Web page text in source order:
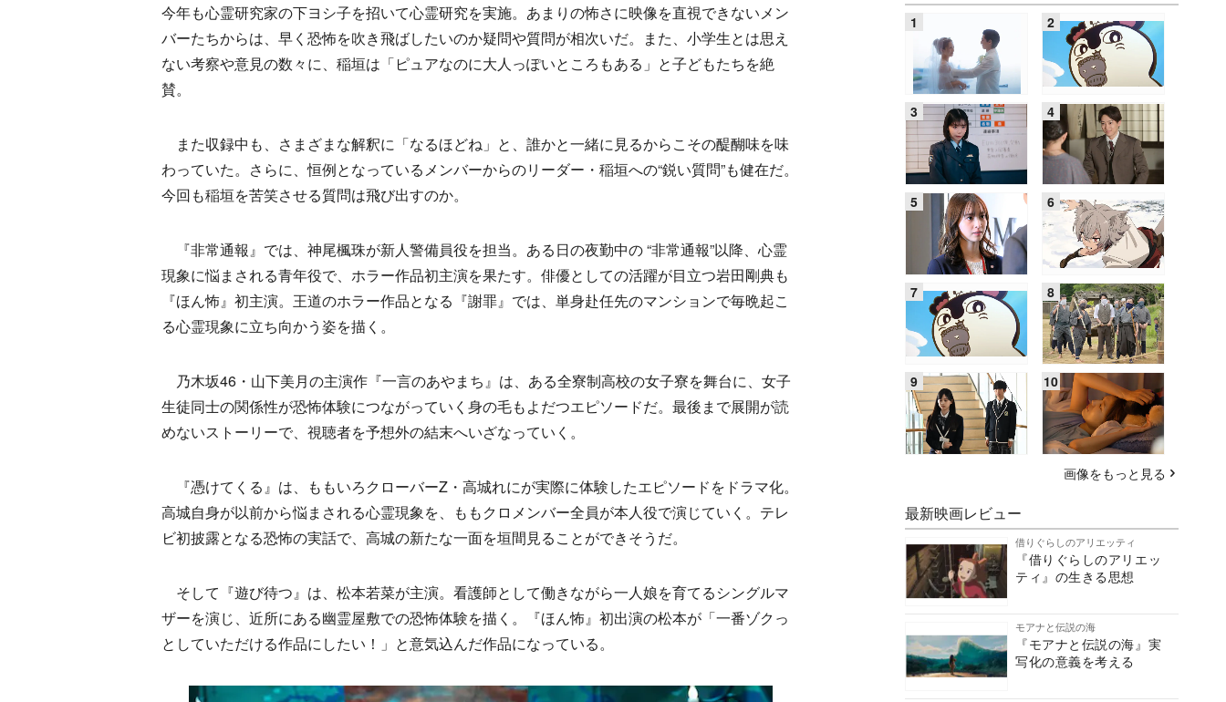
今年も心霊研究家の下ヨシ子を招いて心霊研究を実施。あまりの怖さに映像を直視できないメン
バーたちからは、早く恐怖を吹き飛ばしたいのか疑問や質問が相次いだ。また、小学生とは思え
ない考察や意見の数々に、稲垣は「ピュアなのに大人っぽいところもある」と子どもたちを絶
賛。
また収録中も、さまざまな解釈に「なるほどね」と、誰かと一緒に見るからこその醍醐味を味
わっていた。さらに、恒例となっているメンバーからのリーダー・稲垣への“鋭い質問”も健在だ。
今回も稲垣を苦笑させる質問は飛び出すのか。
『非常通報』では、神尾楓珠が新人警備員役を担当。ある日の夜勤中の “非常通報”以降、心霊
現象に悩まされる青年役で、ホラー作品初主演を果たす。俳優としての活躍が目立つ岩田剛典も
『ほん怖』初主演。王道のホラー作品となる『謝罪』では、単身赴任先のマンションで毎晩起こ
る心霊現象に立ち向かう姿を描く。
乃木坂46・山下美月の主演作『一言のあやまち』は、ある全寮制高校の女子寮を舞台に、女子
生徒同士の関係性が恐怖体験につながっていく身の毛もよだつエピソードだ。最後まで展開が読
めないストーリーで、視聴者を予想外の結末へいざなっていく。
『憑けてくる』は、ももいろクローバーZ・高城れにが実際に体験したエピソードをドラマ化。
高城自身が以前から悩まされる心霊現象を、ももクロメンバー全員が本人役で演じていく。テレ
ビ初披露となる恐怖の実話で、高城の新たな一面を垣間見ることができそうだ。
そして『遊び待つ』は、松本若菜が主演。看護師として働きながら一人娘を育てるシングルマ
ザーを演じ、近所にある幽霊屋敷での恐怖体験を描く。『ほん怖』初出演の松本が「一番ゾクっ
としていただける作品にしたい！」と意気込んだ作品になっている。
画像をもっと見る
最新映画レビュー
借りぐらしのアリエッティ
『借りぐらしのアリエッ
ティ』の生きる思想
モアナと伝説の海
『モアナと伝説の海』実
写化の意義を考える